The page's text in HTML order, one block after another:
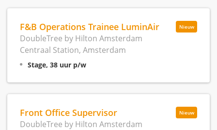
Nieuw
F&B Operations Trainee LuminAir
DoubleTree by Hilton Amsterdam
Centraal Station, Amsterdam
Stage, 38 uur p/w
Nieuw
Front Office Supervisor
DoubleTree by Hilton Amsterdam